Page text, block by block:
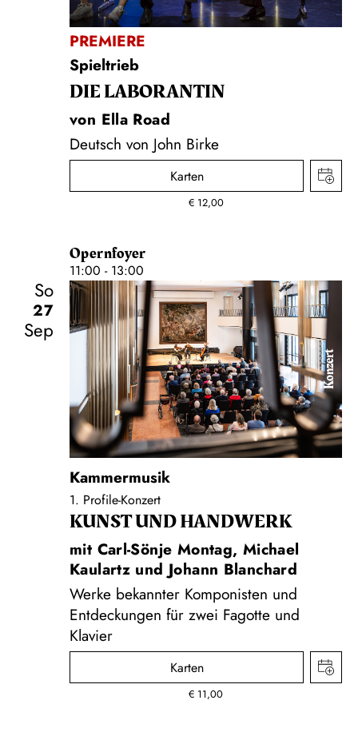
PREMIERE
Spieltrieb
DIE LA­BO­RAN­TIN
von Ella Road
Deutsch von John Birke
Karten
€ 12,00
Opernfoyer
11:00 - 13:00
So
27
Sep
Konzert
Kammermusik
1. Profile-Konzert
KUNST UND HAND­WERK
mit Carl-Sönje Montag, Michael
Kaulartz und Johann Blanchard
Werke bekannter Komponisten und
Entdeckungen für zwei Fagotte und
Klavier
Karten
€ 11,00